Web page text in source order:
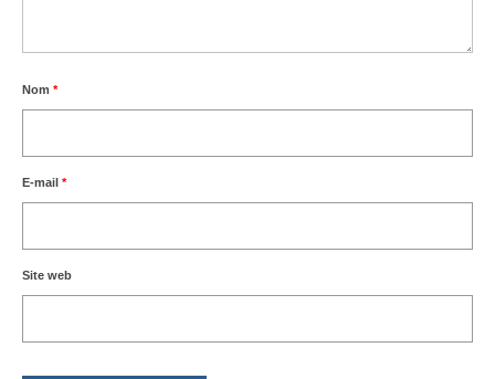
Nom *
E-mail *
Site web